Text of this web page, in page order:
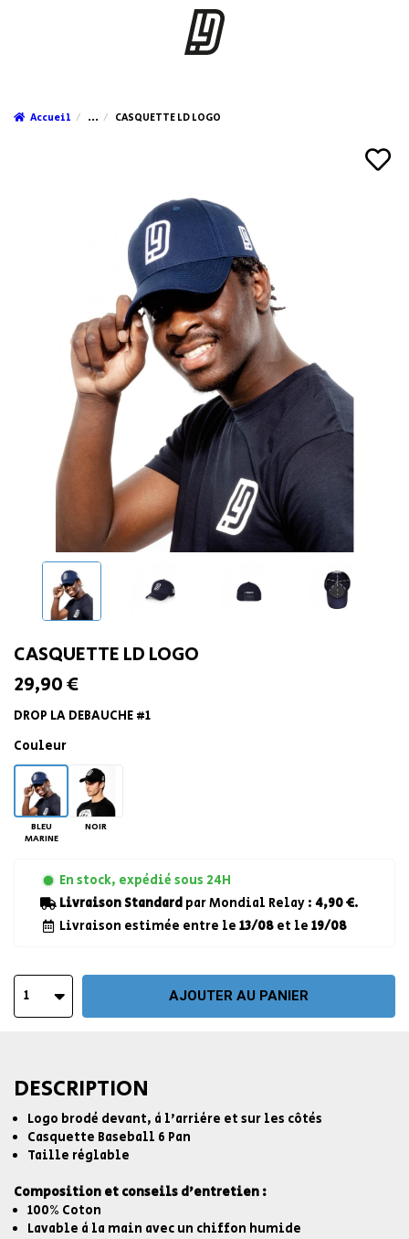
Accueil ... CASQUETTE LD LOGO
CASQUETTE LD LOGO
29,90 €
DROP LA DEBAUCHE #1
Couleur
BLEU
MARINE
NOIR
En stock, expédié sous 24H
Livraison Standard par Mondial Relay : 4,90 €.
Livraison estimée entre le 13/08 et le 19/08
1 AJOUTER AU PANIER
DESCRIPTION
Logo brodé devant, à l'arrière et sur les côtés
Casquette Baseball 6 Pan
Taille règlable
Composition et conseils d'entretien :
100% Coton
Lavable à la main avec un chiffon humide